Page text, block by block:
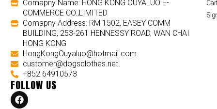
Comapny Name: HONG KONG OUYALUO E-
COMMERCE CO.,LIMITED
Comapny Address: RM 1502, EASEY COMM
BUILDING, 253-261 HENNESSY ROAD, WAN CHAI
HONG KONG
HongKongOuyaluo@hotmail.com
customer@dogsclothes.net
+852 64910573
FOLLOW US
F
a